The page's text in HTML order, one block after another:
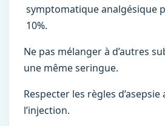
symptomatique analgésique
10%.
Ne pas mélanger à d’autres
une même seringue.
Respecter les règles d’asepsie
l’injection.